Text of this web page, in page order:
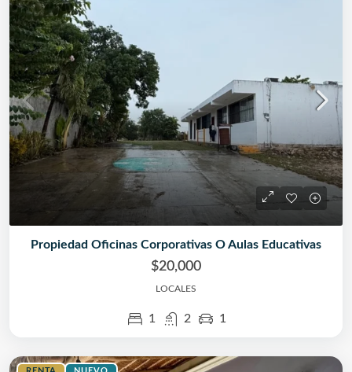
Propiedad Oficinas Corporativas O Aulas Educativas
$20,000
LOCALES
1 2 1